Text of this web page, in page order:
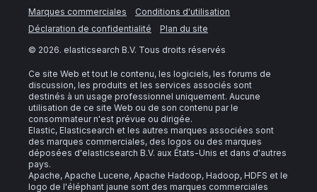
Marques commerciales
Conditions d'utilisation
Déclaration de confidentialité
Plan du site
© 2026. elasticsearch B.V. Tous droits réservés
Ce site Web et tout le contenu, les logiciels, les forums de
discussion, les produits et les services associés sont
destinés à un usage professionnel uniquement. Aucune
utilisation de ce site Web ou de son contenu par le
consommateur n'est prévue ou dirigée.
Elastic, Elasticsearch et les autres marques associées sont
des marques commerciales, des logos ou des marques
déposées d'elasticsearch B.V. aux États-Unis et dans d'autres
pays.
Apache, Apache Lucene, Apache Hadoop, Hadoop, HDFS et le
logo de l'éléphant jaune sont des marques commerciales